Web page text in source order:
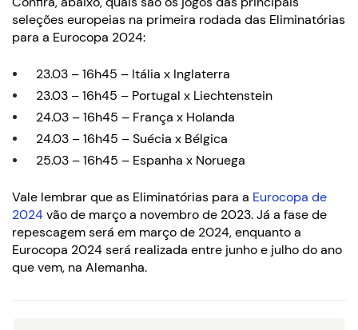
seleções europeias na primeira rodada das Eliminatórias
para a Eurocopa 2024:
23.03 – 16h45 – Itália x Inglaterra
23.03 – 16h45 – Portugal x Liechtenstein
24.03 – 16h45 – França x Holanda
24.03 – 16h45 – Suécia x Bélgica
25.03 – 16h45 – Espanha x Noruega
Vale lembrar que as Eliminatórias para a Eurocopa de
2024vão de março a novembro de 2023. Já a fase de
repescagem será em março de 2024, enquanto a
Eurocopa 2024 será realizada entre junho e julho do ano
que vem, na Alemanha.